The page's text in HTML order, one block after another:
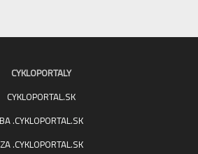
CYKLOPORTALY
CYKLOPORTAL.SK
BA .CYKLOPORTAL.SK
ZA .CYKLOPORTAL.SK